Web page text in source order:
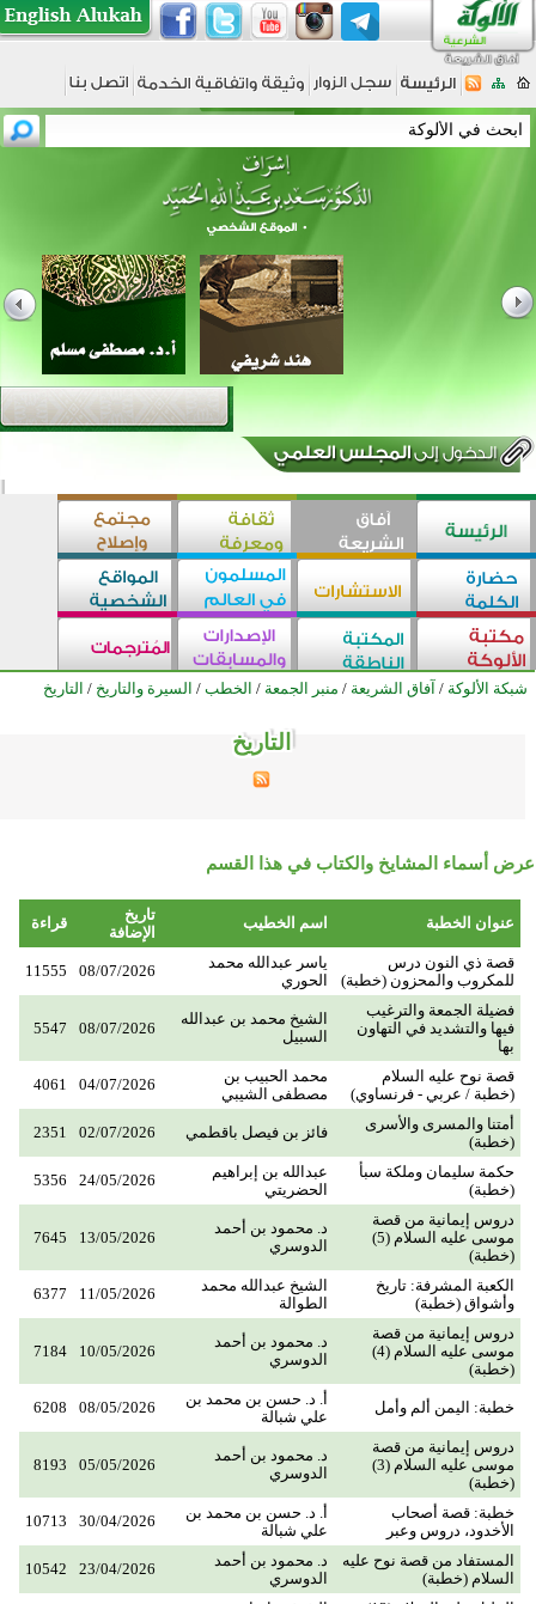
شبكة الألوكة / آفاق الشريعة / منبر الجمعة / الخطب / السيرة والتاريخ / التاريخ
التاريخ
التاريخ
التاريخ
التاريخ
التاريخ
التاريخ
التاريخ
التاريخ
التاريخ
التاريخ
التاريخ
التاريخ
التاريخ
التاريخ
التاريخ
التاريخ
التاريخ
التاريخ
التاريخ
التاريخ
التاريخ
التاريخ
التاريخ
التاريخ
التاريخ
عرض أسماء المشايخ والكتاب في هذا القسم
عنوان الخطبة اسم الخطيب
تاريخ
الإضافة
قراءة
قصة ذي النون درس
للمكروب والمحزون (خطبة)
ياسر عبدالله محمد
الحوري
08/07/2026
11555
فضيلة الجمعة والترغيب
فيها والتشديد في التهاون
بها
الشيخ محمد بن عبدالله
السبيل
08/07/2026
5547
قصة نوح عليه السلام
(خطبة / عربي - فرنساوي)
محمد الحبيب بن
مصطفى الشيبي
04/07/2026
4061
أمتنا والمسرى والأسرى
(خطبة)
فائز بن فيصل باقطمي 02/07/2026
2351
حكمة سليمان وملكة سبأ
(خطبة)
عبدالله بن إبراهيم
الحضريتي
24/05/2026
5356
دروس إيمانية من قصة
موسى عليه السلام (5)
(خطبة)
د. محمود بن أحمد
الدوسري
13/05/2026
7645
الكعبة المشرفة: تاريخ
وأشواق (خطبة)
الشيخ عبدالله محمد
الطوالة
11/05/2026
6377
دروس إيمانية من قصة
موسى عليه السلام (4)
(خطبة)
د. محمود بن أحمد
الدوسري
10/05/2026
7184
خطبة: اليمن ألم وأمل
أ. د. حسن بن محمد بن
علي شبالة
08/05/2026
6208
دروس إيمانية من قصة
موسى عليه السلام (3)
(خطبة)
د. محمود بن أحمد
الدوسري
05/05/2026
8193
خطبة: قصة أصحاب
الأخدود، دروس وعبر
أ. د. حسن بن محمد بن
علي شبالة
30/04/2026
10713
المستفاد من قصة نوح عليه
السلام (خطبة)
د. محمود بن أحمد
الدوسري
23/04/2026
10542